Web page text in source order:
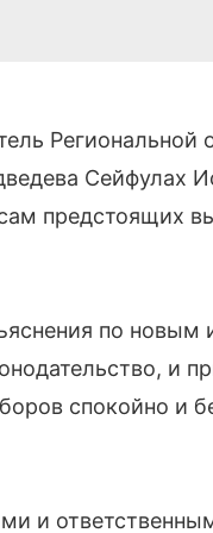
Сейфулах
предстоящих
по новым
и
спокойно и
и